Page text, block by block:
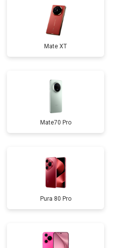
Mate XT
Mate70 Pro
Pura 80 Pro